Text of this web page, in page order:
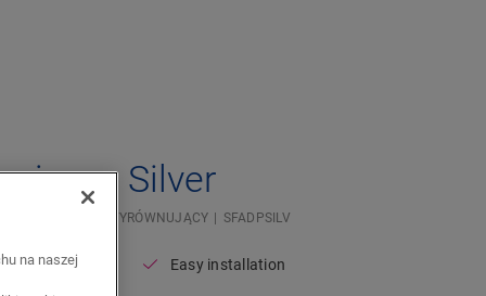
- Silver
PROFIL WYRÓWNUJĄCY SFADPSILV
Easy installation
na naszej